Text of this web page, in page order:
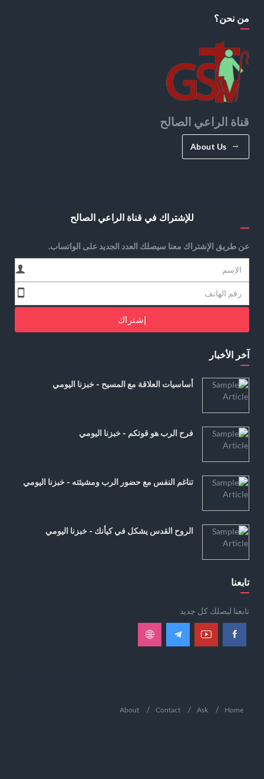
من نحن؟
قناة الراعي الصالح
About Us
للإشتراك في قناة الراعي الصالح
عن طريق الإشتراك معنا سيصلك العدد الجديد على الواتساب.
إشتراك
آخر الأخبار
أساسيات العلاقة مع المسيح - خبزنا اليومي
فرح الرب هو قوتكم - خبزنا اليومي
تناغم النفس مع حضور الرب ومشيئته - خبزنا اليومي
الروح القدس يشكل في كيأنك - خبزنا اليومي
تابعنا
تابعنا ليصلك كل جديد
Home
Ask
Contact
About